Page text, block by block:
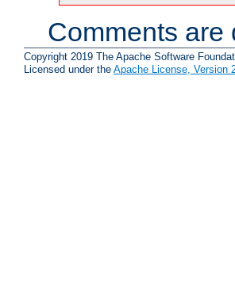
Comments are
Copyright 2019 The Apache Software
Licensed under the Apache License, Version